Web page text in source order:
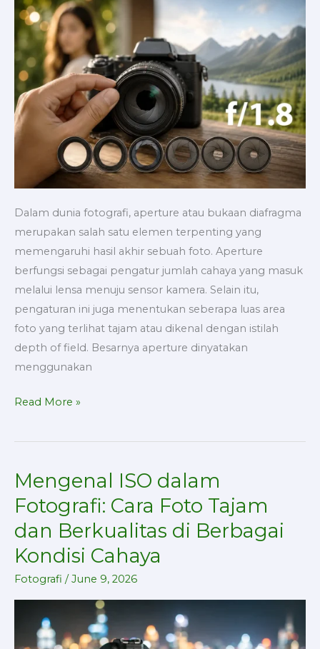
Dalam dunia fotografi, aperture atau bukaan diafragma
merupakan salah satu elemen terpenting yang
memengaruhi hasil akhir sebuah foto. Aperture
berfungsi sebagai pengatur jumlah cahaya yang masuk
melalui lensa menuju sensor kamera. Selain itu,
pengaturan ini juga menentukan seberapa luas area
foto yang terlihat tajam atau dikenal dengan istilah
depth of field. Besarnya aperture dinyatakan
menggunakan
Memilih
Aperture
yang
Benar
Read More »
Mengenal ISO dalam
Fotografi: Cara Foto Tajam
dan Berkualitas di Berbagai
Kondisi Cahaya
Fotografi /June 9, 2026
Mengenal
ISO
dalam
Fotografi:
Cara
Foto
Berkualitas